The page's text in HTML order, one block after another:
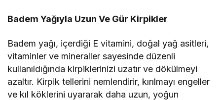
Badem Yağıyla Uzun Ve Gür Kirpikler
Badem yağı, içerdiği E vitamini, doğal yağ asitleri,
vitaminler ve mineraller sayesinde düzenli
kullanıldığında kirpiklerinizi uzatır ve dökülmeyi
azaltır. Kirpik tellerini nemlendirir, kırılmayı engeller
ve kıl köklerini uyararak daha uzun, yoğun